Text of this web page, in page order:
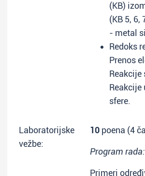
(KB)
(KB 5, 6,
- metal
Redoks
Prenos
Reakcije
Reakcije
sfere.
Laboratorijske
vežbe:
10 poena (4
Program rada:
Primeri